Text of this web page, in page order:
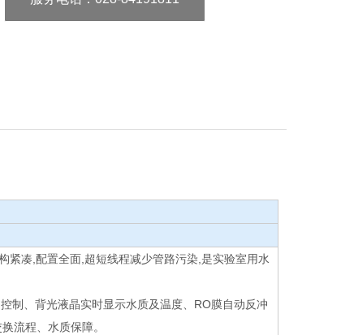
紧凑,配置全面,超短线程减少管路污染,是实验室用水
制、背光液晶实时显示水质及温度、RO膜自动反冲
流程、水质保障。